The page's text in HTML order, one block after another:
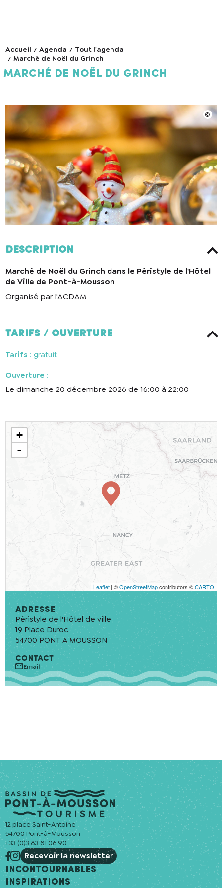
Accueil Agenda
Tout l'agenda
Marché de Noël du Grinch
Marché de Noël du Grinch
Description
Marché de Noël du Grinch dans le Péristyle de l'Hôtel
de Ville de Pont-à-Mousson
Organisé par l'ACDAM
Tarifs / ouverture
Tarifs : gratuit
Ouverture :
Le dimanche 20 décembre 2026 de 16:00 à 22:00
+
-
Leaflet| ©OpenStreetMapcontributors ©CARTO
Adresse
Péristyle de l'Hôtel de ville
19 Place Duroc
54700 PONT A MOUSSON
CONTACT
Email
12 place Saint-Antoine
54700 Pont-à-Mousson
+33 (0)3 83 81 06 90
Recevoir la newsletter
Incontournables
Inspirations
En cochant cette case, j’accepte que les
informations saisies soient utilisées pour
permettre de me recontacter.